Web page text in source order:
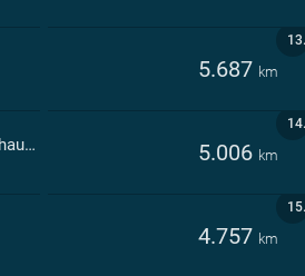
13.
5.687 km
14.
Stephani-Mittelschule Gunzenhausen 5.006 km
15.
4.757 km